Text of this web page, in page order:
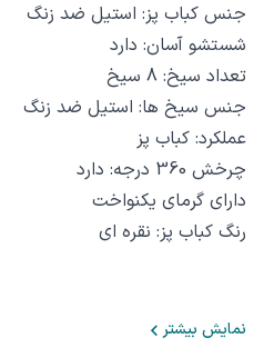
جنس کباب پز: استیل ضد زنگ
شستشو آسان: دارد
تعداد سیخ: 8 سیخ
جنس سیخ ها: استیل ضد زنگ
عملکرد: کباب پز
چرخش 360 درجه: دارد
دارای گرمای یکنواخت
رنگ کباب پز: نقره ای
نمایش بیشتر